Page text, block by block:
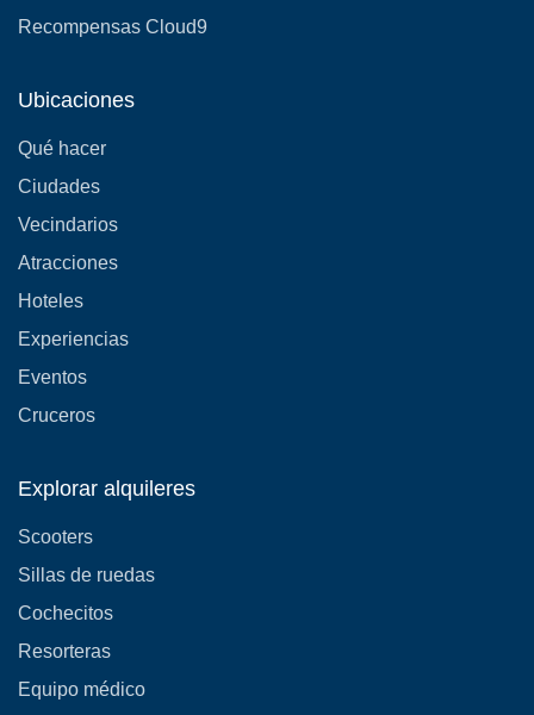
Recompensas Cloud9
Ubicaciones
Qué hacer
Ciudades
Vecindarios
Atracciones
Hoteles
Experiencias
Eventos
Cruceros
Explorar alquileres
Scooters
Sillas de ruedas
Cochecitos
Resorteras
Equipo médico